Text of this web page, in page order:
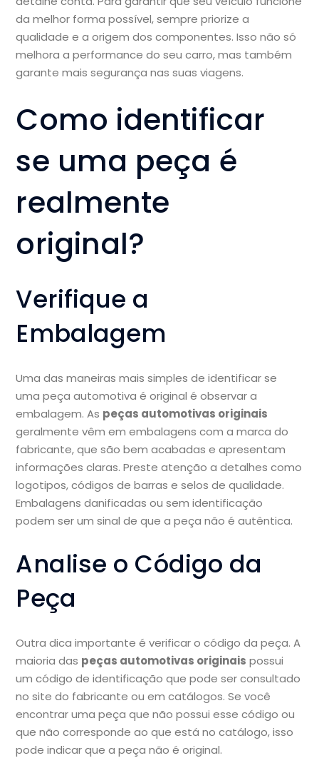
da melhor forma possível, sempre priorize a
qualidade e a origem dos componentes. Isso não só
melhora a performance do seu carro, mas também
garante mais segurança nas suas viagens.
Como identificar
se uma peça é
realmente
original?
Verifique a
Embalagem
Uma das maneiras mais simples de identificar se
uma peça automotiva é original é observar a
embalagem. As peças automotivas originais
geralmente vêm em embalagens com a marca do
fabricante, que são bem acabadas e apresentam
informações claras. Preste atenção a detalhes como
logotipos, códigos de barras e selos de qualidade.
Embalagens danificadas ou sem identificação
podem ser um sinal de que a peça não é autêntica.
Analise o Código da
Peça
Outra dica importante é verificar o código da peça. A
maioria das peças automotivas originais possui
um código de identificação que pode ser consultado
no site do fabricante ou em catálogos. Se você
encontrar uma peça que não possui esse código ou
que não corresponde ao que está no catálogo, isso
pode indicar que a peça não é original.